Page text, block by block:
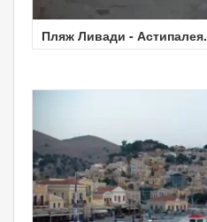
Пляж Ливади - Астипалея.